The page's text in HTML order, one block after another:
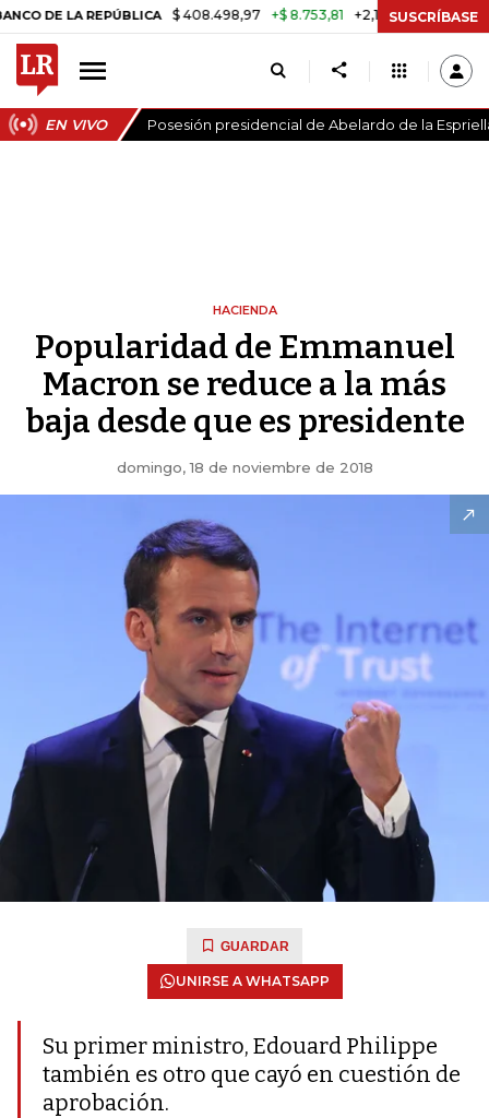
LA REPÚBLICA $ 408.498,97 +$ 8.753,81 +2,19% TASA DE USURA
SUSCRÍBASE
EN VIVO Posesión presidencial de Abelardo de la
HACIENDA
Popularidad de Emmanuel
Macron se reduce a la más
baja desde que es presidente
domingo, 18 de noviembre de 2018
GUARDAR
UNIRSE A WHATSAPP
Su primer ministro, Edouard Philippe
también es otro que cayó en cuestión de
aprobación.